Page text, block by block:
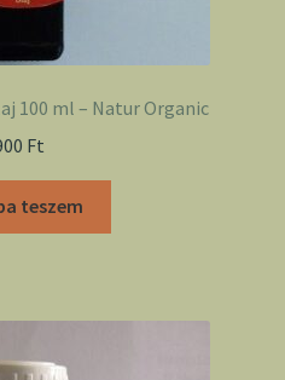
100 ml – Natur Organic
Ft
teszem